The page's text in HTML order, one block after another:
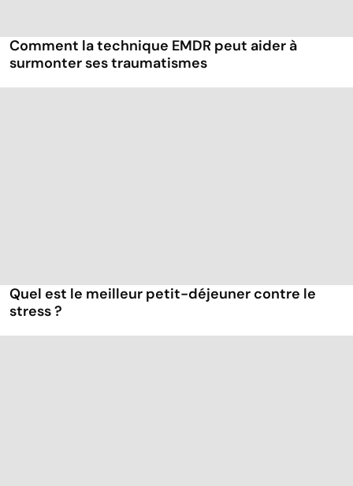
Comment la technique EMDR peut aider à
surmonter ses traumatismes
Quel est le meilleur petit-déjeuner contre le
stress ?